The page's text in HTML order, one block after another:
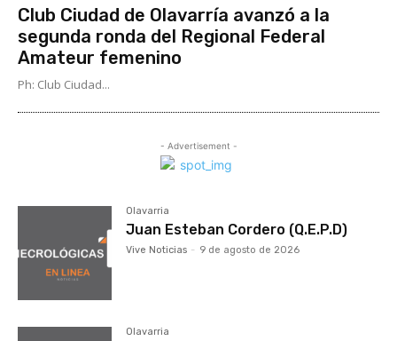
Club Ciudad de Olavarría avanzó a la
segunda ronda del Regional Federal
Amateur femenino
Ph: Club Ciudad...
- Advertisement -
Olavarria
Juan Esteban Cordero (Q.E.P.D)
Vive Noticias - 9 de agosto de 2026
Olavarria